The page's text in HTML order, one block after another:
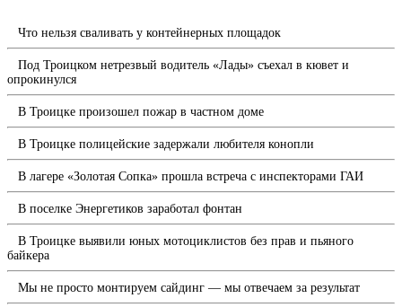
Что нельзя сваливать у контейнерных площадок
Под Троицком нетрезвый водитель «Лады» съехал в кювет и
опрокинулся
В Троицке произошел пожар в частном доме
В Троицке полицейские задержали любителя конопли
В лагере «Золотая Сопка» прошла встреча с инспекторами ГАИ
В поселке Энергетиков заработал фонтан
В Троицке выявили юных мотоциклистов без прав и пьяного
байкера
Мы не просто монтируем сайдинг — мы отвечаем за результат